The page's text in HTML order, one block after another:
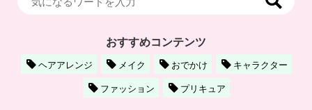
おすすめコンテンツ
ヘアアレンジ メイク おでかけ
キャラクター
ファッション
プリキュア